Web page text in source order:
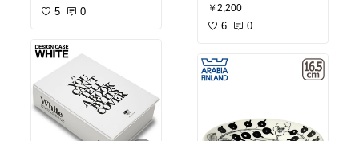
5 0
￥2,200
6 0